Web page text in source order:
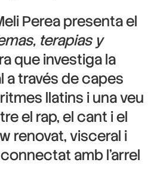
Perea presenta el
terapias y
que investiga la
a través de capes
llatins i una veu
el rap, el cant i el
renovat, visceral i
amb l’arrel